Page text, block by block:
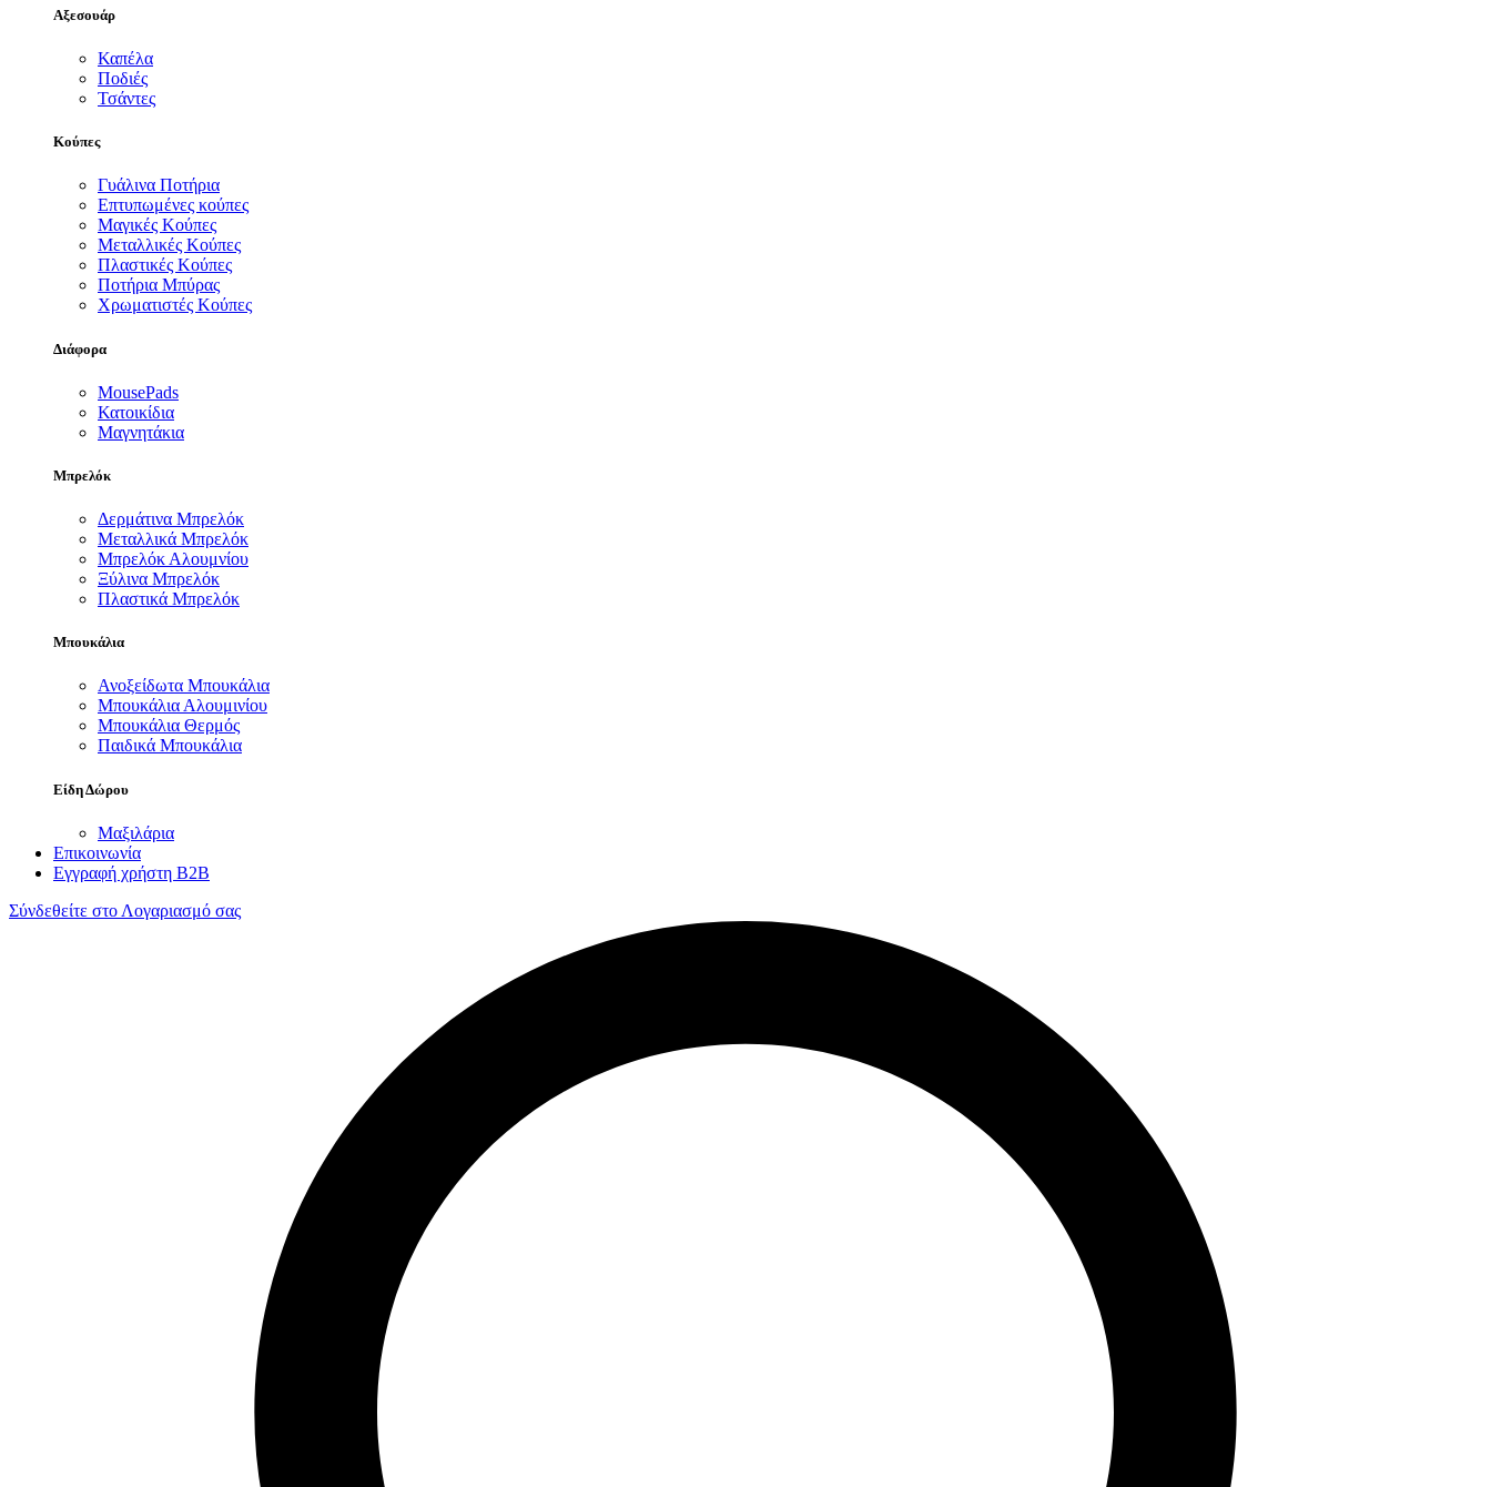
Αξεσουάρ
Καπέλα
Ποδιές
Τσάντες
Κούπες
Γυάλινα Ποτήρια
Επτυπωμένες κούπες
Μαγικές Κούπες
Μεταλλικές Κούπες
Πλαστικές Κούπες
Ποτήρια Μπύρας
Χρωματιστές Κούπες
Διάφορα
MousePads
Κατοικίδια
Μαγνητάκια
Μπρελόκ
Δερμάτινα Μπρελόκ
Μεταλλικά Μπρελόκ
Μπρελόκ Αλουμνίου
Ξύλινα Μπρελόκ
Πλαστικά Μπρελόκ
Μπουκάλια
Ανοξείδωτα Μπουκάλια
Μπουκάλια Αλουμινίου
Μπουκάλια Θερμός
Παιδικά Μπουκάλια
Είδη Δώρου
Μαξιλάρια
Επικοινωνία
Εγγραφή χρήστη B2B
Σύνδεθείτε στο Λογαριασμό σας